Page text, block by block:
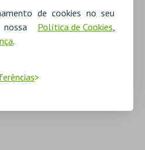
de cookies no seu
Política de Cookies
.
e
2007